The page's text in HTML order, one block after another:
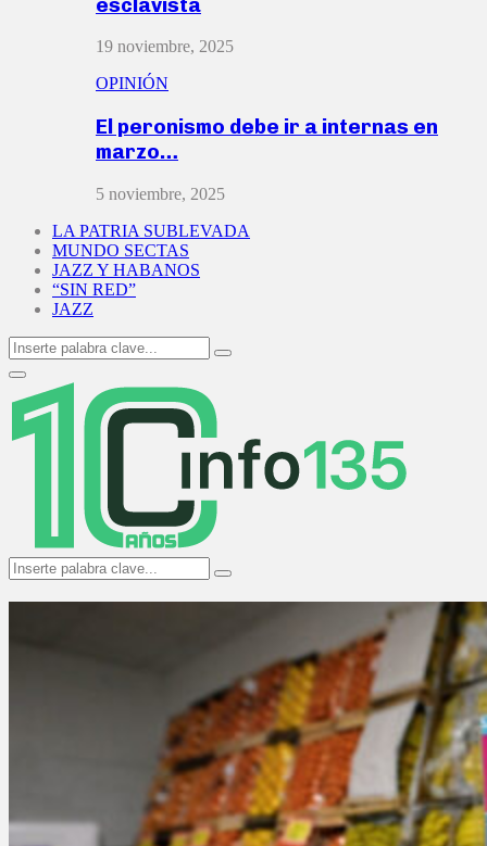
19 noviembre, 2025
OPINIÓN
El peronismo debe ir a internas en
marzo…
5 noviembre, 2025
LA PATRIA SUBLEVADA
MUNDO SECTAS
JAZZ Y HABANOS
“SIN RED”
JAZZ
Search
for:
Search
Primary
Menu
Search
for:
Search